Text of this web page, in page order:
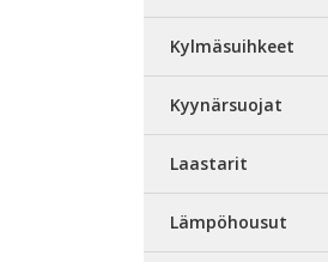
Kylmäsuihkeet
Kyynärsuojat
Laastarit
Lämpöhousut